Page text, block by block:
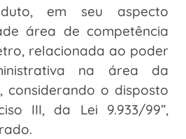
em seu aspecto
área de competência
relacionada ao poder
na área da
considerando o disposto
III, da Lei 9.933/99”,